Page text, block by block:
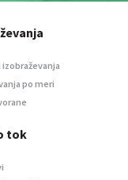
po meri
tok